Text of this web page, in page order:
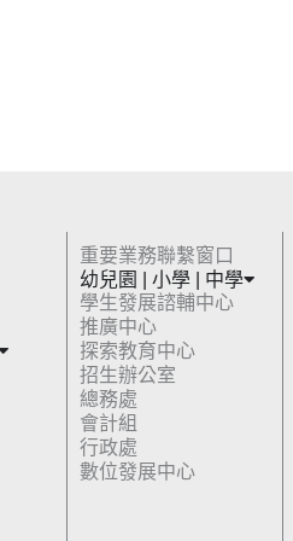
重要業務聯繫窗口
幼兒園 | 小學 | 中學
學生發展諮輔中心
推廣中心
探索教育中心
招生辦公室
總務處
會計組
行政處
數位發展中心